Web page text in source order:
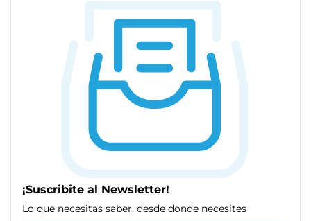
¡Suscribite al Newsletter!
Lo que necesitas saber, desde donde necesites